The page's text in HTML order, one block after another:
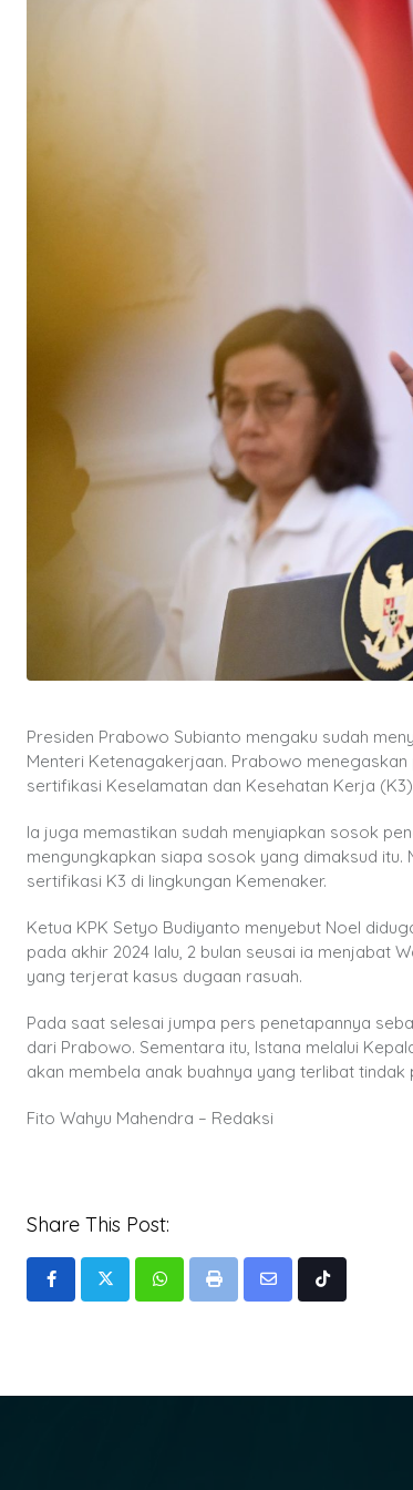
Presiden Prabowo Subianto mengaku sudah
Menteri Ketenagakerjaan. Prabowo
sertifikasi Keselamatan dan Kesehatan Kerja
Ia juga memastikan sudah menyiapkan sosok
mengungkapkan siapa sosok yang dimaksud
sertifikasi K3 di lingkungan Kemenaker.
Ketua KPK Setyo Budiyanto menyebut Noel
pada akhir 2024 lalu, 2 bulan seusai ia menjabat
yang terjerat kasus dugaan rasuah.
Pada saat selesai jumpa pers penetapannya
dari Prabowo. Sementara itu, Istana melalui
akan membela anak buahnya yang terlibat tindak
Fito Wahyu Mahendra – Redaksi
Share This Post:
WhatsappPrint
Share
Tiktok